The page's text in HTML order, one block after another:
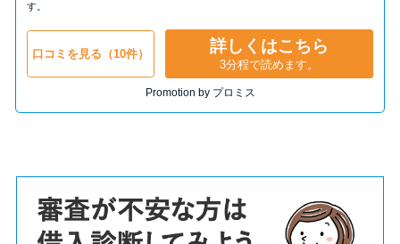
す。
口コミを見る（10件） 詳しくはこちら
3分程で読めます。
Promotion by プロミス